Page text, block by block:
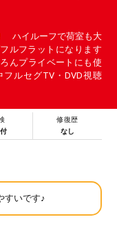
ハイルーフで荷室も大
ルフラットになります
んプライベートにも使
ルセグTV・DVD視聴
修復歴
なし
すいです♪